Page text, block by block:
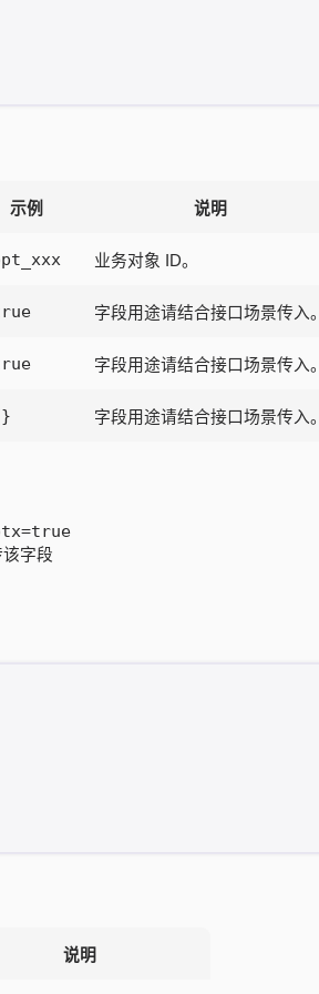
示例 说明
业务对象 ID。
字段用途请结合接口场景传入。
字段用途请结合接口场景传入。
字段用途请结合接口场景传入。
字段
说明